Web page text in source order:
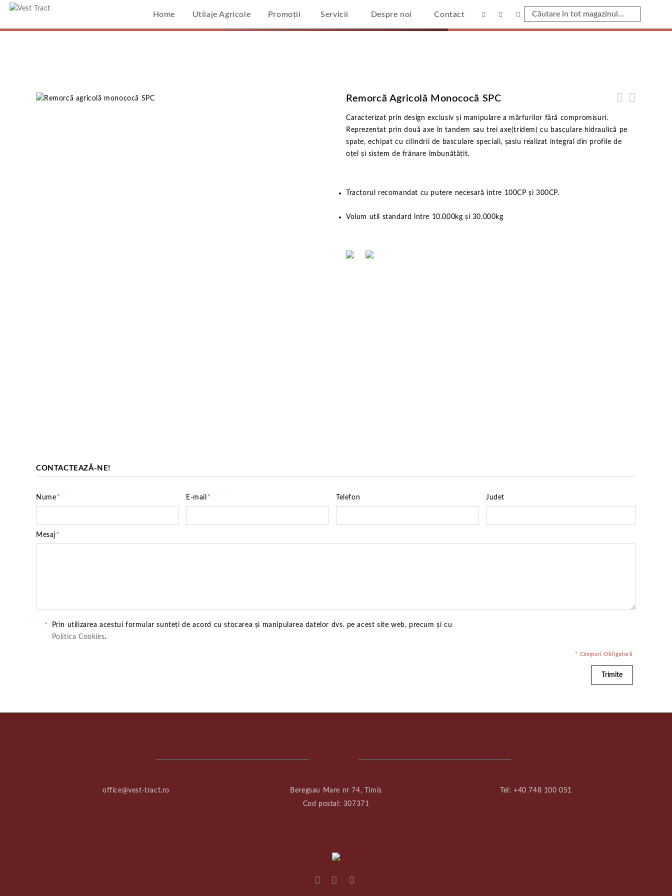
Home Utilaje Agricole Promoții Servicii Despre noi Contact
Remorcă Agricolă Monococă SPC
Caracterizat prin design exclusiv și manipulare a mărfurilor fără compromisuri.
Reprezentat prin două axe în tandem sau trei axe(tridem) cu basculare hidraulică pe
spate, echipat cu cilindrii de basculare speciali, șasiu realizat integral din profile de
oțel și sistem de frânare îmbunătățit.
Tractorul recomandat cu putere necesară între 100CP și 300CP.
Volum util standard între 10.000kg și 30.000kg
CONTACTEAZĂ-NE!
*
Nume *
E-mail Telefon Judet
*
Mesaj
*
Prin utilizarea acestui formular sunteți de acord cu stocarea și manipularea datelor dvs. pe acest site web, precum și cu
Politica Cookies.
* Câmpuri Obligatorii
Trimite
office@vest-tract.ro
Beregsau Mare nr 74, Timis
Cod postal: 307371
Tel: +40 748 100 051